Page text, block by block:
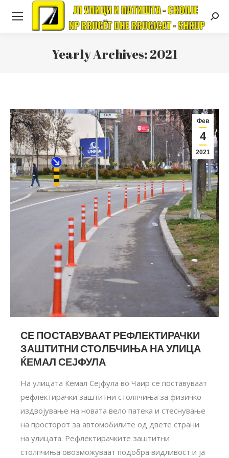
Yearly Archives:2021
Фев
4
2021
СЕ ПОСТАВУВААТ РЕФЛЕКТИРАЧКИ
ЗАШТИТНИ СТОЛБЧИЊА НА УЛИЦА
ЌЕМАЛ СЕЈФУЛА
На улицата Кемал Сејфула во Чаир се поставуваат
рефлектирачки заштитни столпчиња за физичко
издвојување на новата вело патека и стеснување
на просторот за автомобилите од двете страни
на улицата. Рефлектирачките заштитни
столпчиња овозможуваат подобра видливост и ја